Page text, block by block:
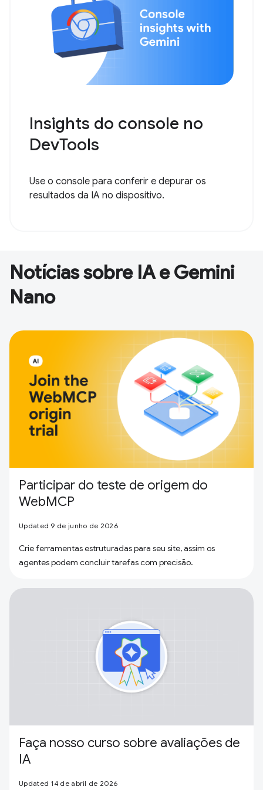
Insights do console no
DevTools
Use o console para conferir e depurar os
resultados da IA no dispositivo.
Notícias sobre IA e Gemini
Nano
Participar do teste de origem do
WebMCP
Updated 9 de junho de 2026
Crie ferramentas estruturadas para seu site, assim os
agentes podem concluir tarefas com precisão.
Faça nosso curso sobre avaliações de
IA
Updated 14 de abril de 2026